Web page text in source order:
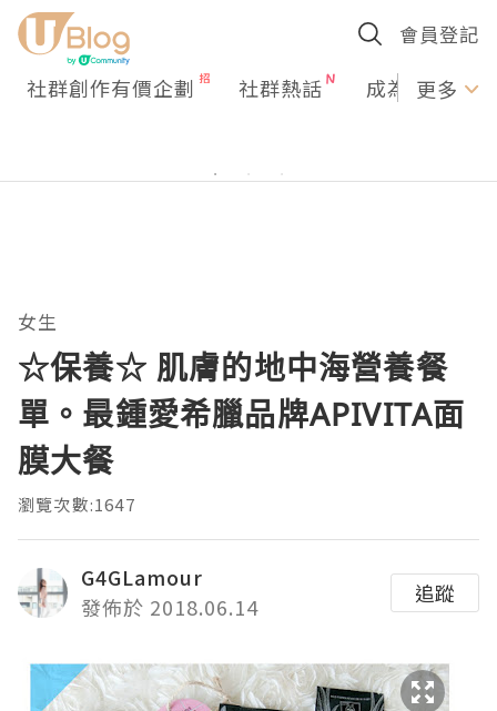
會員登記
社群創作有價企劃 社群熱話 成為U更多
女生
☆保養☆ 肌膚的地中海營養餐
單。最鍾愛希臘品牌APIVITA面
膜大餐
瀏覽次數:1647
G4GLamour
發佈於 2018.06.14
追蹤